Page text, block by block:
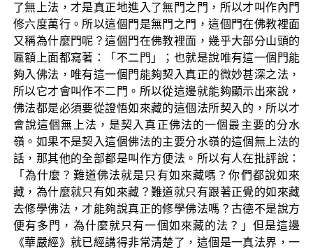
了無上法，才是真正地進入了無門之門，所以才叫作內門
修六度萬行。所以這個門是無門之門，這個門在佛教裡面
又稱為什麼門呢？這個門在佛教裡面，幾乎大部分山頭的
匾額上面都寫著：「不二門」；也就是說唯有這一個門能
夠入佛法，唯有這一個門能夠契入真正的微妙甚深之法，
所以它才會叫作不二門。所以從這邊就能夠顯示出來說，
佛法都是必須要從證悟如來藏的這個法所契入的，所以才
會說這個無上法，是契入真正佛法的一個最主要的分水
嶺。如果不是契入這個佛法的主要分水嶺的這個無上法的
話，那其他的全部都是叫作方便法。所以有人在批評說：
「為什麼？難道佛法就是只有如來藏嗎？你們都說如來
藏，為什麼就只有如來藏？難道就只有跟著正覺的如來藏
去修學佛法，才能夠說真正的修學佛法嗎？古德不是說方
便有多門，為什麼就只有一個如來藏的法？」但是這邊
《華嚴經》就已經講得非常清楚了，這個是一真法界，一